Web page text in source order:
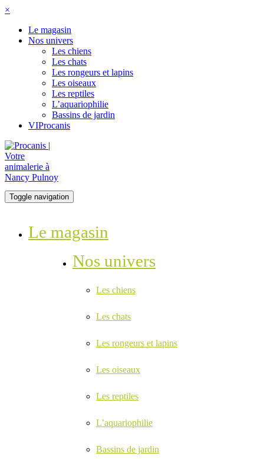
×
Le magasin
Nos univers
Les chiens
Les chats
Les rongeurs et lapins
Les oiseaux
Les reptiles
L’aquariophilie
Bassins de jardin
VIProcanis
Toggle navigation
Le magasin
Nos univers
Les chiens
Les chats
Les rongeurs et lapins
Les oiseaux
Les reptiles
L’aquariophilie
Bassins de jardin